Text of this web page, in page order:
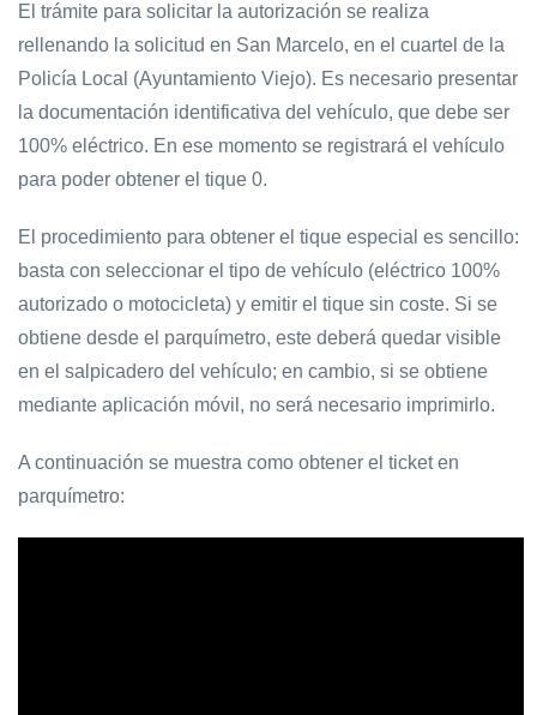
El trámite para solicitar la autorización se realiza
rellenando la solicitud en San Marcelo, en el cuartel de la
Policía Local (Ayuntamiento Viejo). Es necesario presentar
la documentación identificativa del vehículo, que debe ser
100% eléctrico. En ese momento se registrará el vehículo
para poder obtener el tique 0.
El procedimiento para obtener el tique especial es sencillo:
basta con seleccionar el tipo de vehículo (eléctrico 100%
autorizado o motocicleta) y emitir el tique sin coste. Si se
obtiene desde el parquímetro, este deberá quedar visible
en el salpicadero del vehículo; en cambio, si se obtiene
mediante aplicación móvil, no será necesario imprimirlo.
A continuación se muestra como obtener el ticket en
parquímetro: